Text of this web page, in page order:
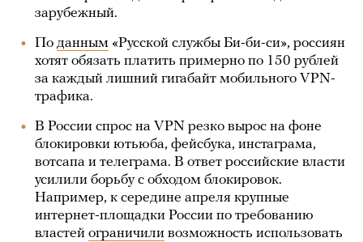
зарубежный.
По данным «Русской службы Би-би-си», россиян
хотят обязать платить примерно по 150 рублей
за каждый лишний гигабайт мобильного VPN-
трафика.
В России спрос на VPN резко вырос на фоне
блокировки ютьюба, фейсбука, инстаграма,
вотсапа и телеграма. В ответ российские власти
усилили борьбу с обходом блокировок.
Например, к середине апреля крупные
интернет-площадки России по требованию
властей ограничили возможность использовать